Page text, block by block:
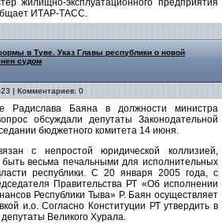
жилищно-эксплуатационного предприятия
ИТАР-ТАСС.
в Туве. Указ Главы республики о новой
судом
| Комментариев: 0
Радислава Баяна в должности министра
обсуждали депутаты Законодательной
бюджетного комитета 14 июня.
с непростой юридической коллизией,
быть весьма печальными для исполнительных
республики. С 20 января 2005 года, с
Правительства РТ «Об исполнении
Республики Тыва» Р. Баян осуществляет
и.о. Согласно Конституции РТ утвердить в
Великого Хурала.